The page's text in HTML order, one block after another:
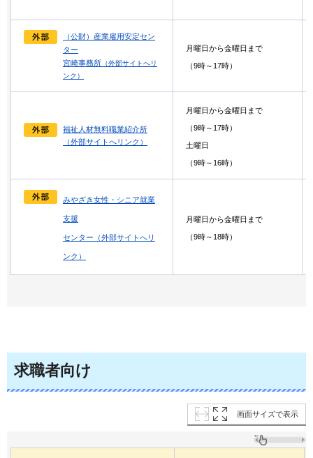
（公財）産業雇用安定セン
ター
宮崎事務所 （外部サイトへリ
ンク）
月曜日から金曜日まで
（9時～17時）
福祉人材無料職業紹介所
（外部サイトへリンク）
月曜日から金曜日まで
（9時～17時）
土曜日
（9時～16時）
みやざき女性・シニア就業
支援
センター（外部サイトへリ
ンク）
月曜日から金曜日まで
（9時～18時）
求職者向け
画面サイズで表示